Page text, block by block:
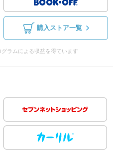
購入ストア一覧
ラムによる収益を得ています